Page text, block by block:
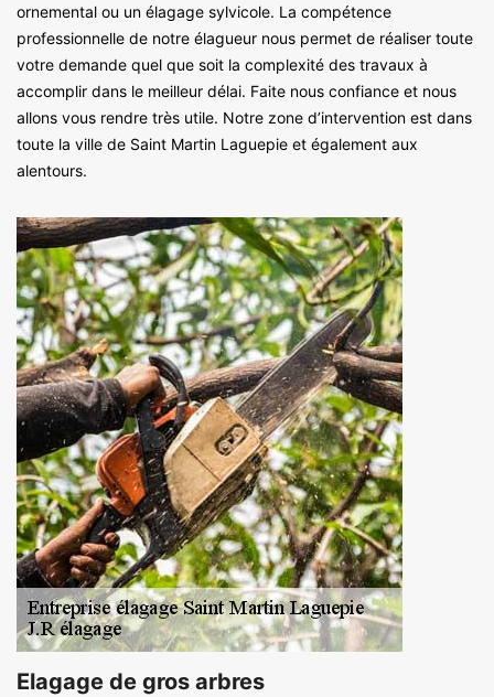
ornemental ou un élagage sylvicole. La compétence
professionnelle de notre élagueur nous permet de réaliser toute
votre demande quel que soit la complexité des travaux à
accomplir dans le meilleur délai. Faite nous confiance et nous
allons vous rendre très utile. Notre zone d’intervention est dans
toute la ville de Saint Martin Laguepie et également aux
alentours.
Elagage de gros arbres